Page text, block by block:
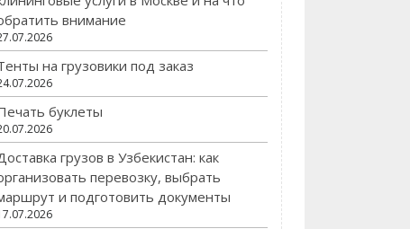
внимание
на грузовики под заказ
буклеты
грузов в Узбекистан: как
перевозку, выбрать
и подготовить документы